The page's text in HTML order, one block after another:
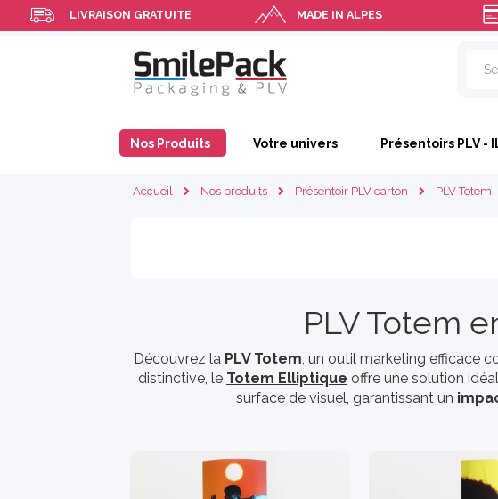
LIVRAISON GRATUITE MADE IN ALPES
Nos Produits Votre univers Présentoirs PLV -
Accueil Nos produits Présentoir PLV carton PLV Totem
PLV Totem
Découvrez la PLV Totem, un outil marketing efficace
distinctive, le Totem Elliptique offre une solution
surface de visuel, garantissant un